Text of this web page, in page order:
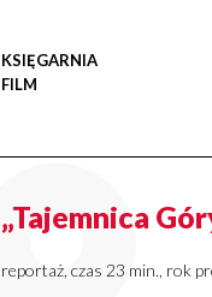
KSIĘGARNIA
FILM
„Tajemnica
reportaż, czas 23 min., rok